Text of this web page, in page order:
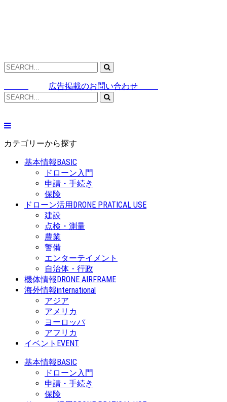
広告掲載のお問い合わせ
カテゴリーから探す
基本情報BASIC
ドローン入門
申請・手続き
保険
ドローン活用DRONE PRATICAL USE
建設
点検・測量
農業
警備
エンターテイメント
自治体・行政
機体情報DRONE AIRFRAME
海外情報international
アジア
アメリカ
ヨーロッパ
アフリカ
イベント EVENT
基本情報BASIC
ドローン入門
申請・手続き
保険